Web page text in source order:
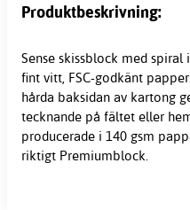
Produktbeskrivning:
Sense skissblock med spiral
fint vitt, FSC-godkänt
hårda baksidan av kartong
tecknande på fältet eller
producerade i 140 gsm
riktigt Premiumblock.